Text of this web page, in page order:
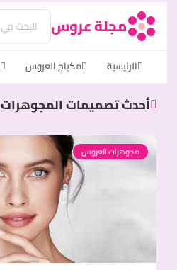
مجلة عروس
الرئيسية مكياج العروس
أحدث تصميمات المجوهرات
مجوهرات العروس